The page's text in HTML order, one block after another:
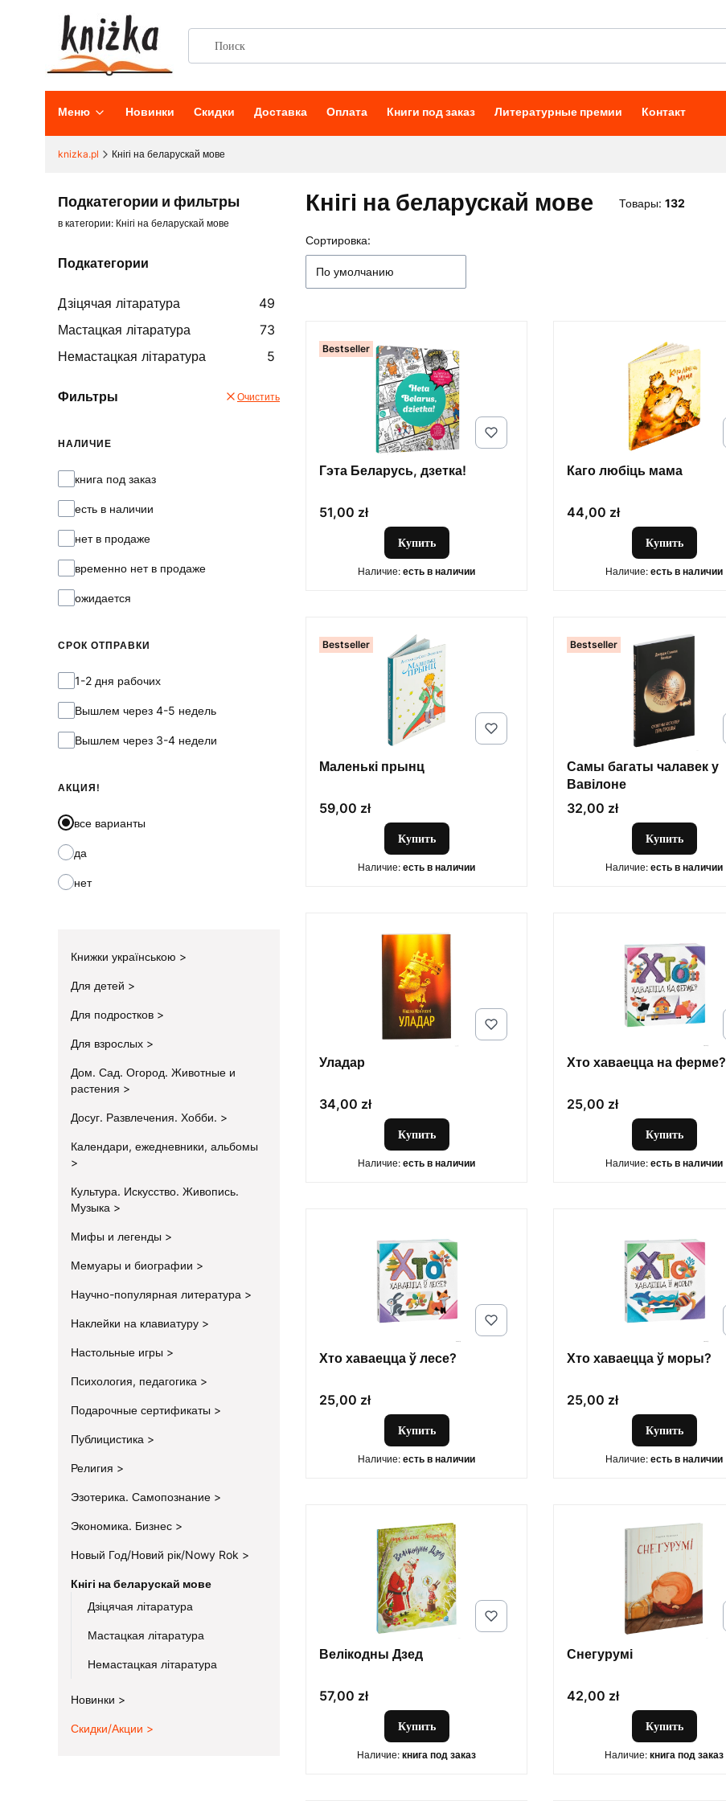
Меню Новинки Скидки Доставка Оплата Книги под заказ Литературные премии Контакт
knizka.pl Кнігі на беларускай мове
Подкатегории и фильтры
в категории: Кнігі на беларускай мове
Подкатегории
Дзіцячая літаратура
49
Мастацкая літаратура
73
Немастацкая літаратура
5
Фильтры Очистить
НАЛИЧИЕ
Наличие
книга под заказ
есть в наличии
нет в продаже
временно нет в продаже
ожидается
СРОК ОТПРАВКИ
Срок отправки
1-2 дня рабочих
Вышлем через 4-5 недель
Вышлем через 3-4 недели
АКЦИЯ!
все варианты
да
нет
Книжки українською
Для детей
Для подростков
Для взрослых
Дом. Сад. Огород. Животные и
растения
Досуг. Развлечения. Хобби.
Календари, ежедневники, альбомы
Культура. Искусство. Живопись.
Музыка
Мифы и легенды
Мемуары и биографии
Научно-популярная литература
Наклейки на клавиатуру
Настольные игры
Психология, педагогика
Подарочные сертификаты
Публицистика
Религия
Эзотерика. Самопознание
Экономика. Бизнес
Новый Год/Новий рік/Nowy Rok
Кнігі на беларускай мове
Дзіцячая літаратура
Мастацкая літаратура
Немастацкая літаратура
Новинки
Скидки/Акции
Кнігі на беларускай мове Товары: 132
Список товаров
Сортировка:
По умолчанию
Bestseller
Гэта Беларусь, дзетка!
Цена
51,00 zł
Купить
Наличие: есть в наличии
Каго любіць мама
Цена
44,00 zł
Купить
Наличие: есть в наличии
Bestseller
Маленькі прынц
Цена
59,00 zł
Купить
Наличие: есть в наличии
Bestseller
Самы багаты чалавек у
Вавілоне
Цена
32,00 zł
Купить
Наличие: есть в наличии
Уладар
Цена
34,00 zł
Купить
Наличие: есть в наличии
Хто хаваецца на ферме?
Цена
25,00 zł
Купить
Наличие: есть в наличии
Хто хаваецца ў лесе?
Цена
25,00 zł
Купить
Наличие: есть в наличии
Хто хаваецца ў моры?
Цена
25,00 zł
Купить
Наличие: есть в наличии
Велікодны Дзед
Цена
57,00 zł
Купить
Наличие: книга под заказ
Снегурумі
Цена
42,00 zł
Купить
Наличие: книга под заказ